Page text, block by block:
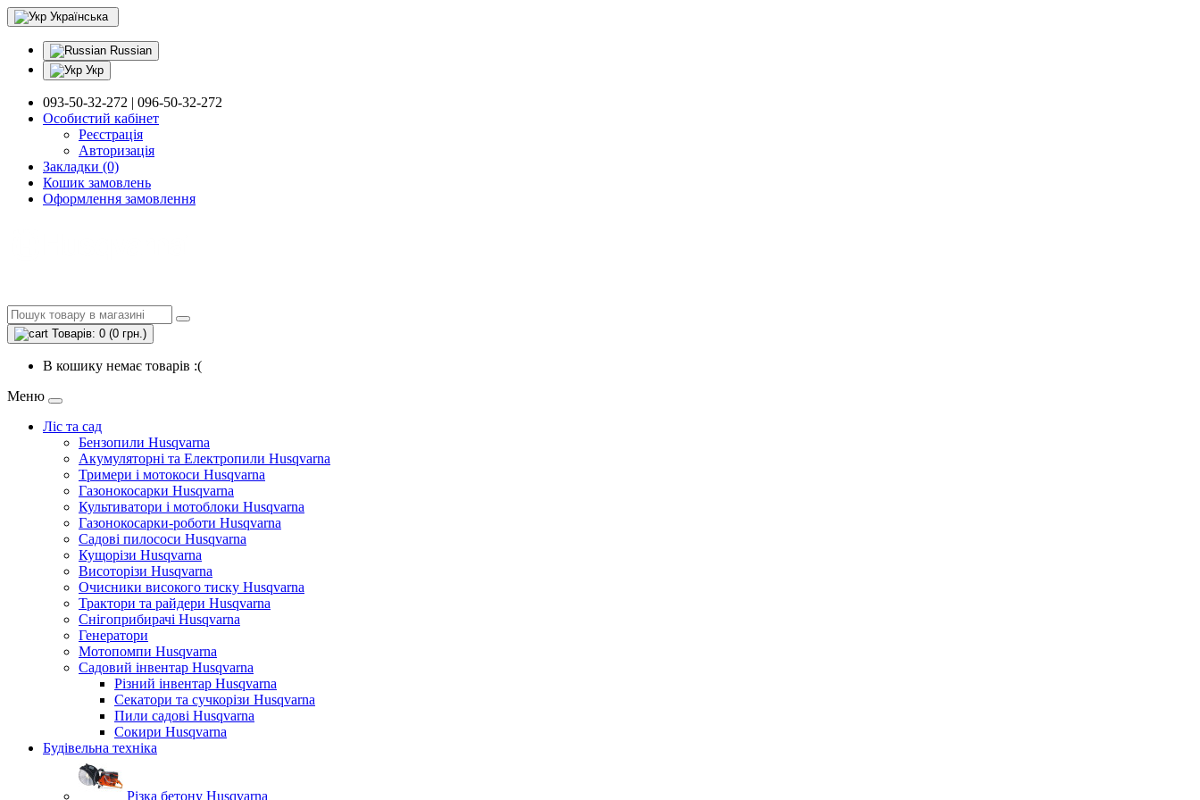
Українська
Russian
Укр
093-50-32-272 | 096-50-32-272
Особистий кабінет
Реєстрація
Авторизація
Закладки (0)
Кошик замовлень
Оформлення замовлення
Товарів: 0 (0 грн.)
В кошику немає товарів :(
Меню
Ліс та сад
Бензопили Husqvarna
Акумуляторні та Електропили Husqvarna
Тримери і мотокоси Husqvarna
Газонокосарки Husqvarna
Культиватори і мотоблоки Husqvarna
Газонокосарки-роботи Husqvarna
Садові пилососи Husqvarna
Кущорізи Husqvarna
Висоторізи Husqvarna
Очисники високого тиску Husqvarna
Трактори та райдери Husqvarna
Снігоприбирачі Husqvarna
Генератори
Мотопомпи Husqvarna
Садовий інвентар Husqvarna
Різний інвентар Husqvarna
Секатори та сучкорізи Husqvarna
Пили садові Husqvarna
Сокири Husqvarna
Будівельна техніка
Різка бетону Husqvarna